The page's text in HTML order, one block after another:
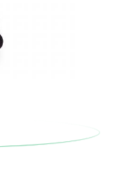
E-Mail-
dann
bereitgestellten
Sie eine neue